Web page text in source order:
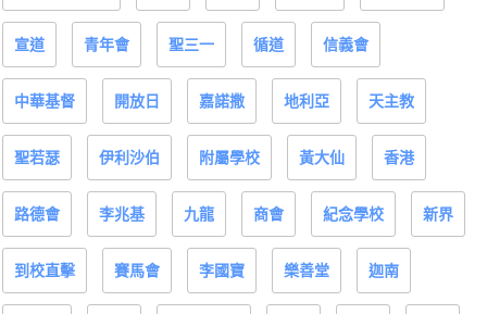
宣道 青年會 聖三一 循道 信義會
中華基督 開放日 嘉諾撒 地利亞 天主教
聖若瑟 伊利沙伯 附屬學校 黃大仙 香港
路德會 李兆基 九龍 商會 紀念學校 新界
到校直擊 賽馬會 李國寶 樂善堂 迦南